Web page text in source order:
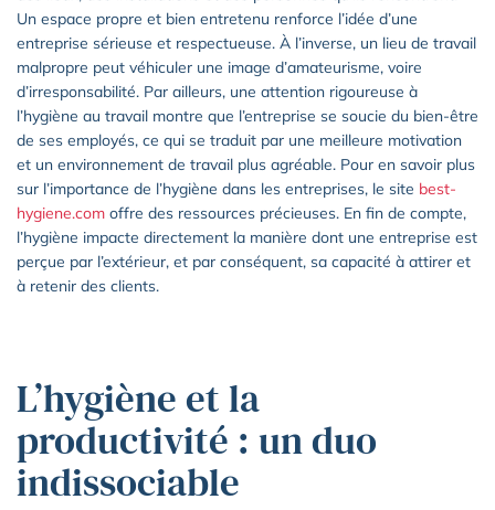
Un espace propre et bien entretenu renforce l’idée d’une
entreprise sérieuse et respectueuse. À l’inverse, un lieu de travail
malpropre peut véhiculer une image d’amateurisme, voire
d’irresponsabilité. Par ailleurs, une attention rigoureuse à
l’hygiène au travail montre que l’entreprise se soucie du bien-être
de ses employés, ce qui se traduit par une meilleure motivation
et un environnement de travail plus agréable. Pour en savoir plus
sur l’importance de l’hygiène dans les entreprises, le site best-
hygiene.com offre des ressources précieuses. En fin de compte,
l’hygiène impacte directement la manière dont une entreprise est
perçue par l’extérieur, et par conséquent, sa capacité à attirer et
à retenir des clients.
L’hygiène et la
productivité : un duo
indissociable